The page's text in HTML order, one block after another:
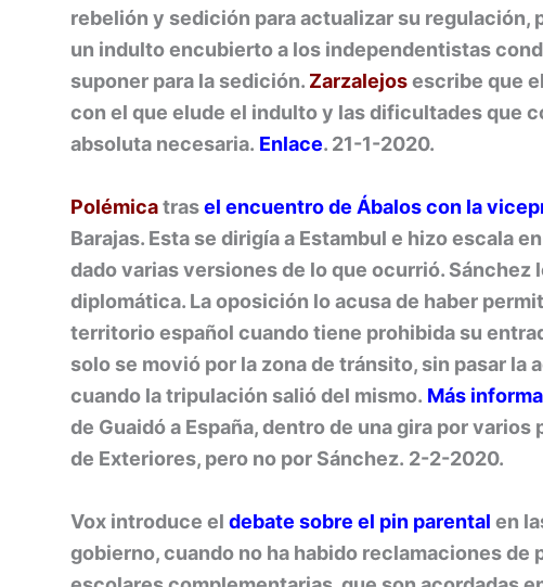
rebelión y sedición para actualizar su
un indulto encubierto a los independentistas
suponer para la sedición. Zarzalejosescribe que
con el que elude el indulto y las dificultades que
absoluta necesaria. Enlace. 21-1-2020.
Polémicatrasel encuentro de Ábalos con la
Barajas. Esta se dirigía a Estambul e hizo escala
dado varias versiones de lo que ocurrió.
diplomática. La oposición lo acusa de haber
territorio español cuando tiene prohibida su
solo se movió por la zona de tránsito, sin pasar la
cuando la tripulación salió del mismo. Más
de Guaidó a España, dentro de una gira por
de Exteriores, pero no por Sánchez. 2-2-2020.
Vox introduce el debate sobre el pin parental en
gobierno, cuando no ha habido reclamaciones